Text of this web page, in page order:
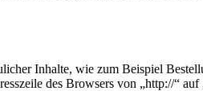
Inhalte, wie zum Beispiel
des Browsers von „http://“